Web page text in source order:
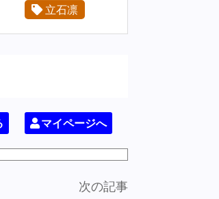
立石凛
マイページへ
次の記事